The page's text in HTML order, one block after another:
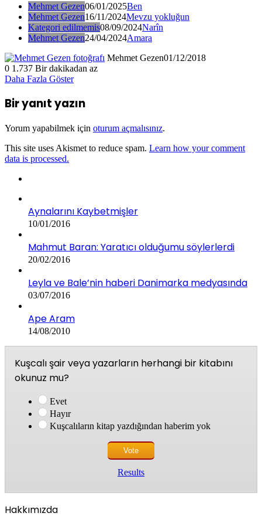
Mehmet Gezen06/01/2025Ben
Mehmet Gezen16/11/2024Mevzu yokluğun
Kategori edilmemis08/09/2024Narîn
Mehmet Gezen24/04/2024Amara
Mehmet Gezen01/12/2018
0 1.737 Bir dakikadan az
Daha Fazla Göster
Bir yanıt yazın
Yorum yapabilmek için oturum açmalısınız.
This site uses Akismet to reduce spam. Learn how your comment
data is processed.
Aynalarını Kaybetmişler
10/01/2016
Mahmut Baran: Yaratıcı olduğumu söylerlerdi
20/02/2016
Leyla ve Bale’nin haberi Danimarka medyasında
03/07/2016
Ape Aram
14/08/2010
Kuşcalı şair veya yazarların herhangi bir kitabını
okunuz mu?
Evet
Hayır
Kuşcalıların kitap yazdığından haberim yok
Results
Hakkımızda